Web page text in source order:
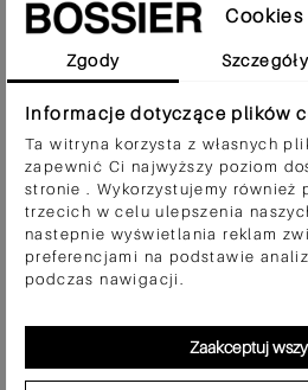
ramiączkach... Jesteśmy
znajdzie tutaj jakieś dla
odkryłyśmy też
bestsellerowych
najbliższym sezonie, to
je wystylizować na
nawet i bardziej elegancko.
stylizację z
siebie rozpiętej białej
białe skarpetki,
przełożona przez ramię.
też z bluzą, marynarką lub
więc uważamy, że warto
uniwersalną część
Cookies
Zgody Szczegóły
Informacje dotyczące plików
Ta witryna korzysta z własnych
zapewnić Ci najwyższy poziom
stronie . Wykorzystujemy również
trzecich w celu ulepszenia
nastepnie wyświetlania reklam
preferencjami na podstawie
podczas nawigacji.
Zaakceptuj